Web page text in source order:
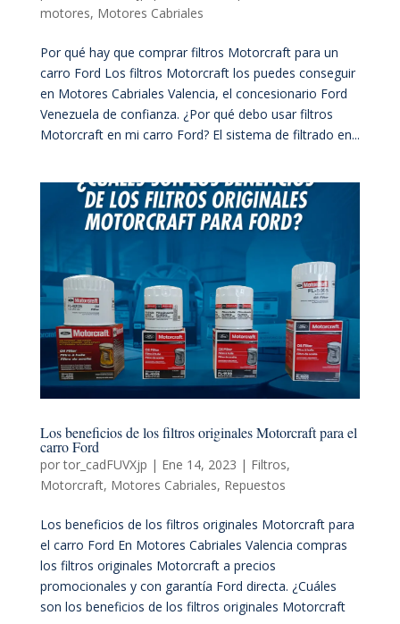
motores, Motores Cabriales
Por qué hay que comprar filtros Motorcraft para un
carro Ford Los filtros Motorcraft los puedes conseguir
en Motores Cabriales Valencia, el concesionario Ford
Venezuela de confianza. ¿Por qué debo usar filtros
Motorcraft en mi carro Ford? El sistema de filtrado en...
Los beneficios de los filtros originales Motorcraft para el
carro Ford
portor_cadFUVXjp | Ene 14, 2023 | Filtros,
Motorcraft, Motores Cabriales, Repuestos
Los beneficios de los filtros originales Motorcraft para
el carro Ford En Motores Cabriales Valencia compras
los filtros originales Motorcraft a precios
promocionales y con garantía Ford directa. ¿Cuáles
son los beneficios de los filtros originales Motorcraft